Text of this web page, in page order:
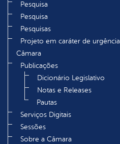
Pesquisa
Pesquisa
Pesquisas
Projeto em caráter de
Câmara
Publicações
Dicionário Legislativo
Notas e Releases
Pautas
Serviços Digitais
Sessões
Sobre a Câmara